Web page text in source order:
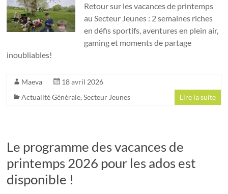
Retour sur les vacances de printemps
au Secteur Jeunes : 2 semaines riches
en défis sportifs, aventures en plein air,
gaming et moments de partage
inoubliables!
Maeva
18 avril 2026
Actualité Générale,Secteur Jeunes Lire la suite
Le programme des vacances de
printemps 2026 pour les ados est
disponible !